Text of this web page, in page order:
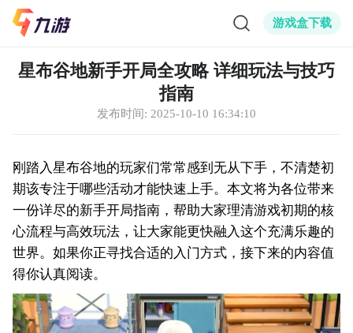
游戏盒下载
星布谷地新手开局全攻略 详细玩法与技巧
指南
发布时间: 2025-10-10 16:34:10
刚踏入星布谷地的玩家们常常感到无从下手，不清楚初
期该专注于哪些活动才能快速上手。本文将为各位带来
一份详尽的新手开局指南，帮助大家理清游戏初期的核
心流程与高效玩法，让大家能更快融入这个充满乐趣的
世界。如果你正寻找合适的入门方式，接下来的内容值
得你认真阅读。